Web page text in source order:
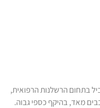
בתחום הרשלנות הרפואית,
מאד, בהיקף כספי גבוה.